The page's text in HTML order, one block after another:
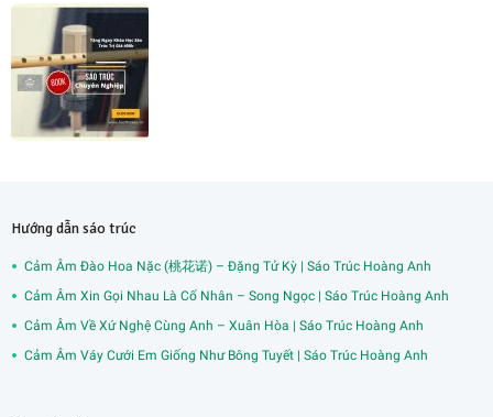
Hướng dẫn sáo trúc
Cảm Âm Đào Hoa Nặc (桃花诺) – Đặng Tử Kỳ | Sáo Trúc Hoàng Anh
Cảm Âm Xin Gọi Nhau Là Cố Nhân – Song Ngọc | Sáo Trúc Hoàng Anh
Cảm Âm Về Xứ Nghệ Cùng Anh – Xuân Hòa | Sáo Trúc Hoàng Anh
Cảm Âm Váy Cưới Em Giống Như Bông Tuyết | Sáo Trúc Hoàng Anh